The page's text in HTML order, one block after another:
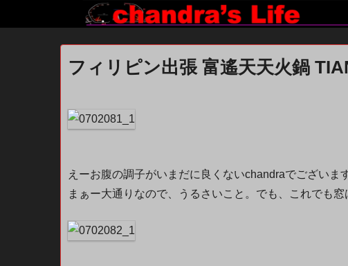
フィリピン出張 富遙天天火鍋
えーお腹の調子がいまだに良くないchandraでござい
まぁー大通りなので、うるさいこと。でも、これでも窓